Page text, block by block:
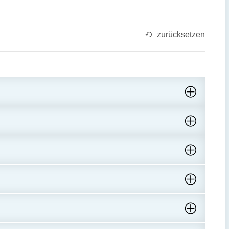
zurücksetzen